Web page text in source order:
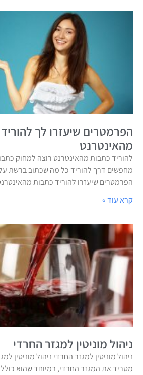
הפרמטרים שיעזרו לך
מהאינטרנט
להוריד כתבות מהאינטרנט רוצה למחוק
מחפשים דרך להוריד כל מה שכתוב ברשת
הפרמטרים שיעזרו להוריד כתבות
קרא עוד »
ניהול מוניטין למגזר החרדי
ניהול מוניטין למגזר החרדי ניהול מוניטין
מטריד את המגזר החרדי, במיוחד שהוא